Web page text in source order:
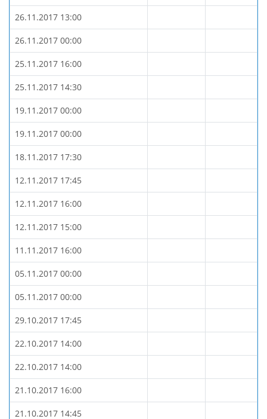
26.11.2017 13:00
26.11.2017 00:00
25.11.2017 16:00
25.11.2017 14:30
19.11.2017 00:00
19.11.2017 00:00
18.11.2017 17:30
12.11.2017 17:45
12.11.2017 16:00
12.11.2017 15:00
11.11.2017 16:00
05.11.2017 00:00
05.11.2017 00:00
29.10.2017 17:45
22.10.2017 14:00
22.10.2017 14:00
21.10.2017 16:00
21.10.2017 14:45